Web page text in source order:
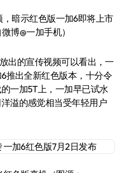
暗示红色版一加6即将上市
博@一加手机）
出的宣传视频可以看出，一
推出全新红色版本，十分令
一加5T上，一加早已试水
溢的感觉相当受年轻用户